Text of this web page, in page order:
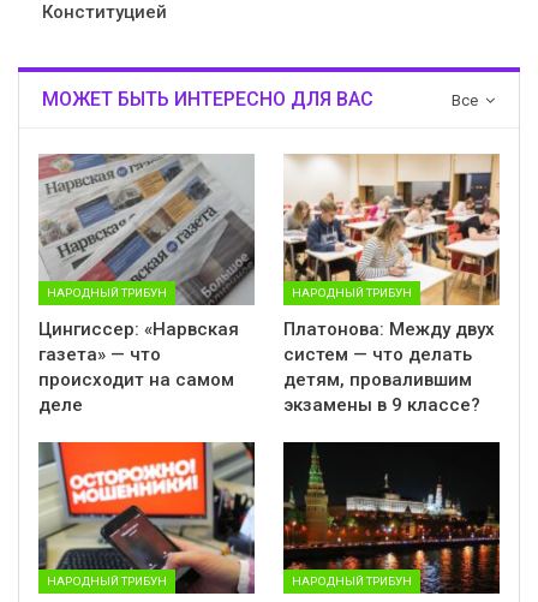
Конституцией
Все
МОЖЕТ БЫТЬ ИНТЕРЕСНО ДЛЯ ВАС
НАРОДНЫЙ ТРИБУН
Цингиссер: «Нарвская
газета» — что
происходит на самом
деле
НАРОДНЫЙ ТРИБУН
Платонова: Между двух
систем — что делать
детям, провалившим
экзамены в 9 классе?
НАРОДНЫЙ ТРИБУН НАРОДНЫЙ ТРИБУН